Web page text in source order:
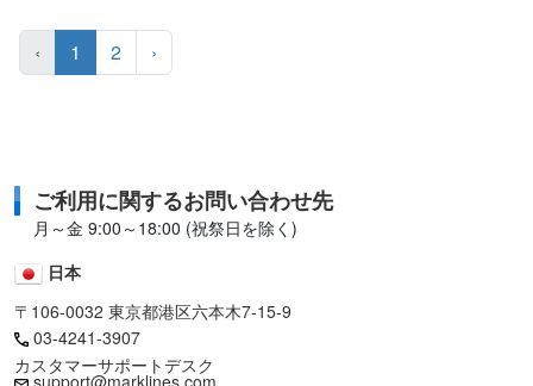
‹ 1 2 ›
ご利用に関するお問い合わせ先
月～金 9:00～18:00 (祝祭日を除く)
日本
〒106-0032 東京都港区六本木7-15-9
03-4241-3907
カスタマーサポートデスク